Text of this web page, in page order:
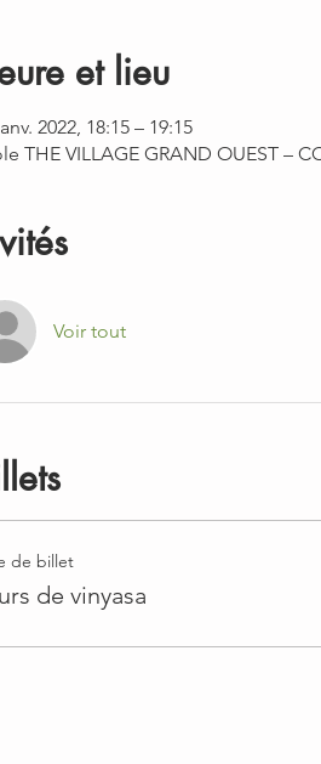
et lieu
2022, 18:15 – 19:15
THE VILLAGE GRAND OUEST –
Voir tout
de billet
de vinyasa